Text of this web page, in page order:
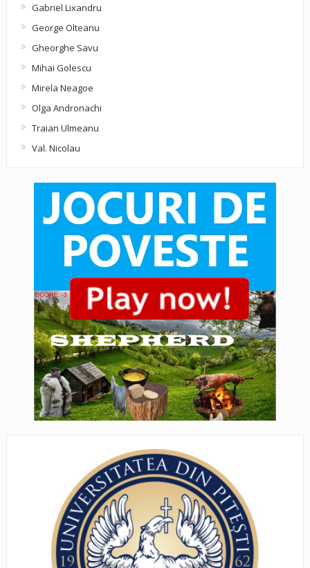
Gabriel Lixandru
George Olteanu
Gheorghe Savu
Mihai Golescu
Mirela Neagoe
Olga Andronachi
Traian Ulmeanu
Val. Nicolau